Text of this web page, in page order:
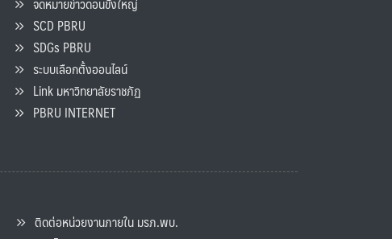
SCD PBRU
SDGs PBRU
ระบบเลือกตั้งออนไลน์
Link มหาวิทยาลัยราชภัฏ
PBRU INTERNET
ติดต่อหน่วยงานภายใน มรภ.พบ.